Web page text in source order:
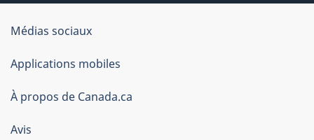
Organisation
du
gouvernement
du
Canada
Médias sociaux
Applications mobiles
À propos de Canada.ca
Avis